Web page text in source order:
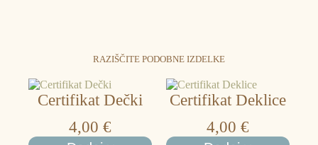
RAZIŠČITE PODOBNE IZDELKE
Certifikat Dečki
4,00€
Certifikat Deklice
4,00 €